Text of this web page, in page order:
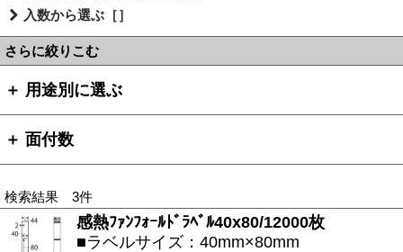
入数から選ぶ［］
さらに絞りこむ
＋ 用途別に選ぶ
＋ 面付数
検索結果 3件
感熱ﾌｧﾝﾌｫｰﾙﾄﾞﾗﾍﾞﾙ40x80/12000枚
■ラベルサイズ：40mm×80mm